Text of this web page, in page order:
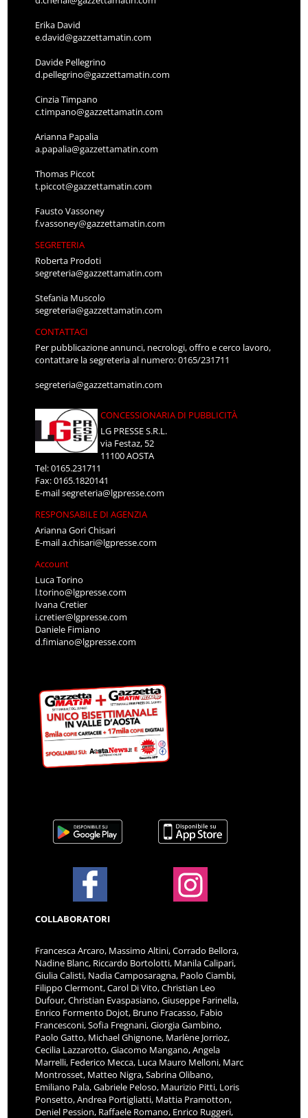
Erika David
e.david@gazzettamatin.com
Davide Pellegrino
d.pellegrino@gazzettamatin.com
Cinzia Timpano
c.timpano@gazzettamatin.com
Arianna Papalia
a.papalia@gazzettamatin.com
Thomas Piccot
t.piccot@gazzettamatin.com
Fausto Vassoney
f.vassoney@gazzettamatin.com
SEGRETERIA
Roberta Prodoti
segreteria@gazzettamatin.com
Stefania Muscolo
segreteria@gazzettamatin.com
CONTATTACI
Per pubblicazione annunci, necrologi, offro e cerco lavoro,
contattare la segreteria al numero: 0165/231711
segreteria@gazzettamatin.com
CONCESSIONARIA DI PUBBLICITÀ
LG PRESSE S.R.L.
via Festaz, 52
11100 AOSTA
Tel: 0165.231711
Fax: 0165.1820141
E-mailsegreteria@lgpresse.com
RESPONSABILE DI AGENZIA
Arianna Gori Chisari
E-maila.chisari@lgpresse.com
Account
Luca Torino
l.torino@lgpresse.com
Ivana Cretier
i.cretier@lgpresse.com
Daniele Fimiano
d.fimiano@lgpresse.com
COLLABORATORI
Francesca Arcaro, Massimo Altini, Corrado Bellora,
Nadine Blanc, Riccardo Bortolotti, Manila Calipari,
Giulia Calisti, Nadia Camposaragna, Paolo Ciambi,
Filippo Clermont, Carol Di Vito, Christian Leo
Dufour, Christian Evaspasiano, Giuseppe Farinella,
Enrico Formento Dojot, Bruno Fracasso, Fabio
Francesconi, Sofia Fregnani, Giorgia Gambino,
Paolo Gatto, Michael Ghignone, Marlène Jorrioz,
Cecilia Lazzarotto, Giacomo Mangano, Angela
Marrelli, Federico Mecca, Luca Mauro Melloni, Marc
Montrosset, Matteo Nigra, Sabrina Olibano,
Emiliano Pala, Gabriele Peloso, Maurizio Pitti, Loris
Ponsetto, Andrea Portigliatti, Mattia Pramotton,
Deniel Pession, Raffaele Romano, Enrico Ruggeri,